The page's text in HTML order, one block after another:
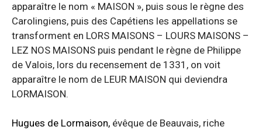
apparaître le nom « MAISON », puis sous le règne des
Carolingiens, puis des Capétiens les appellations se
transforment en LORS MAISONS – LOURS MAISONS –
LEZ NOS MAISONS puis pendant le règne de Philippe
de Valois, lors du recensement de 1331, on voit
apparaître le nom de LEUR MAISON qui deviendra
LORMAISON.
Hugues de Lormaison, évêque de Beauvais, riche